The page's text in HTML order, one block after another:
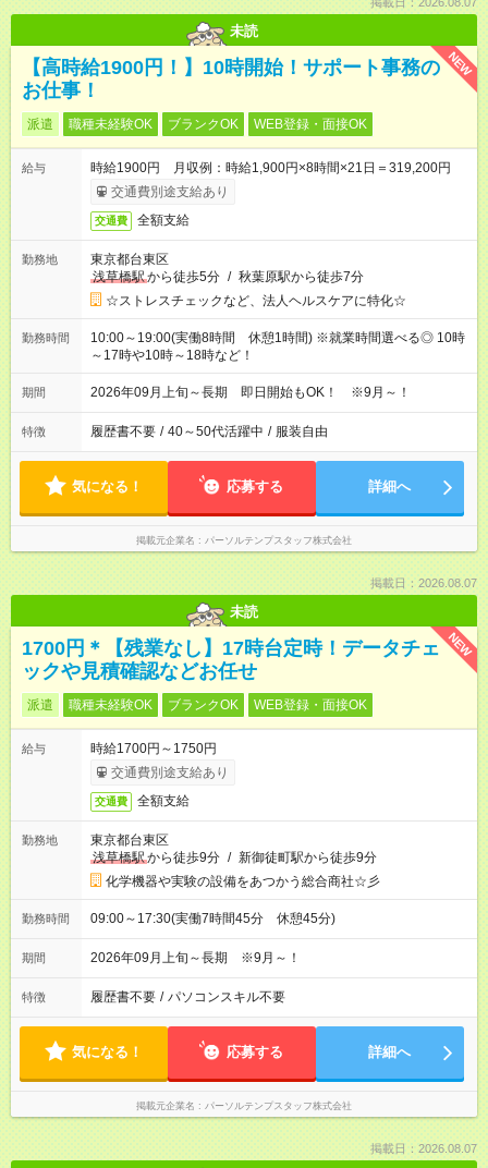
未読
NEW
【高時給1900円！】10時開始！サポート事務の
お仕事！
派遣 職種未経験OK ブランクOK WEB登録・面接OK
給与
時給1900円 月収例：時給1,900円×8時間×21日＝319,200円
交通費別途支給あり
交通費 全額支給
勤務地
東京都台東区
浅草橋駅から徒歩5分 / 秋葉原駅から徒歩7分
☆ストレスチェックなど、法人ヘルスケアに特化☆
勤務時間
10:00～19:00(実働8時間 休憩1時間) ※就業時間選べる◎ 10時
～17時や10時～18時など！
期間 2026年09月上旬～長期 即日開始もOK！ ※9月～！
特徴 履歴書不要 / 40～50代活躍中 / 服装自由
気になる！ 応募する 詳細へ
掲載元企業名 パーソルテンプスタッフ株式会社
掲載日：2026.08.07
未読
NEW
1700円＊【残業なし】17時台定時！データチェ
ックや見積確認などお任せ
派遣 職種未経験OK ブランクOK WEB登録・面接OK
給与
時給1700円～1750円
交通費別途支給あり
交通費 全額支給
勤務地
東京都台東区
浅草橋駅から徒歩9分 / 新御徒町駅から徒歩9分
化学機器や実験の設備をあつかう総合商社☆彡
勤務時間 09:00～17:30(実働7時間45分 休憩45分)
期間 2026年09月上旬～長期 ※9月～！
特徴 履歴書不要 / パソコンスキル不要
気になる！ 応募する 詳細へ
掲載元企業名 パーソルテンプスタッフ株式会社
掲載日：2026.08.07